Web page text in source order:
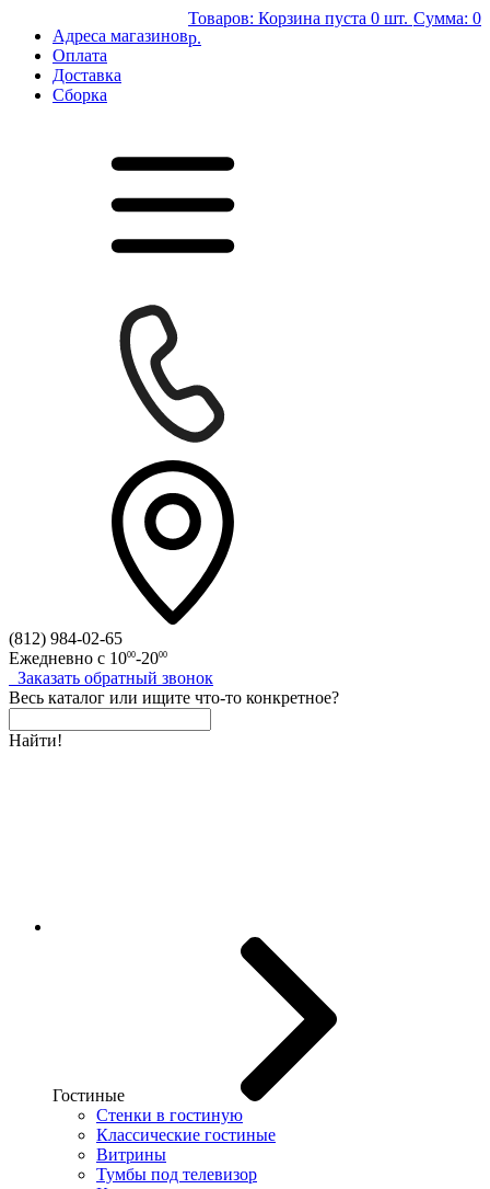
Адреса магазинов
Оплата
Доставка
Сборка
Товаров: Корзина пуста 0 шт. Сумма: 0
р.
(812) 984-02-65
Ежедневно с 1000-2000
Заказать обратный звонок
Весь каталог или ищите что-то конкретное?
Найти!
Гостиные
Стенки в гостиную
Классические гостиные
Витрины
Тумбы под телевизор